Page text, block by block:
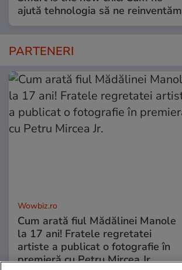
ajută tehnologia să ne reinventăm
PARTENERI
Wowbiz.ro
Cum arată fiul Mădălinei Manole
la 17 ani! Fratele regretatei
artiste a publicat o fotografie în
premieră cu Petru Mircea Jr.